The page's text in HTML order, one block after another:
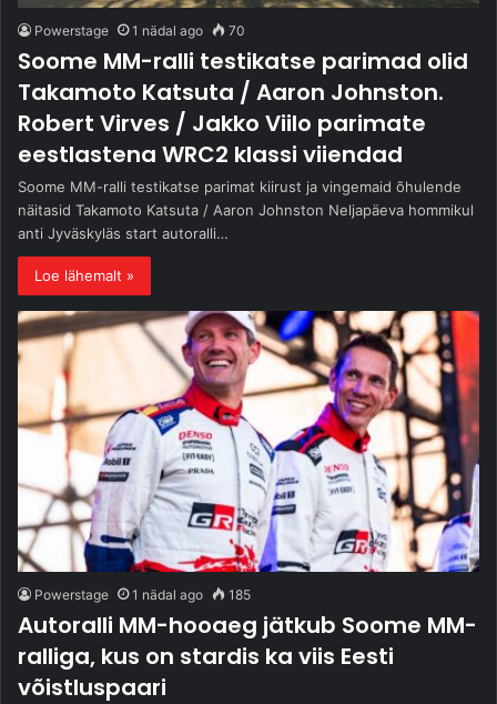
Powerstage 1 nädal ago 70
Soome MM-ralli testikatse parimad olid
Takamoto Katsuta / Aaron Johnston.
Robert Virves / Jakko Viilo parimate
eestlastena WRC2 klassi viiendad
Soome MM-ralli testikatse parimat kiirust ja vingemaid õhulende
näitasid Takamoto Katsuta / Aaron Johnston Neljapäeva hommikul
anti Jyväskyläs start autoralli…
Loe lähemalt »
Powerstage 1 nädal ago 185
Autoralli MM-hooaeg jätkub Soome MM-
ralliga, kus on stardis ka viis Eesti
võistluspaari